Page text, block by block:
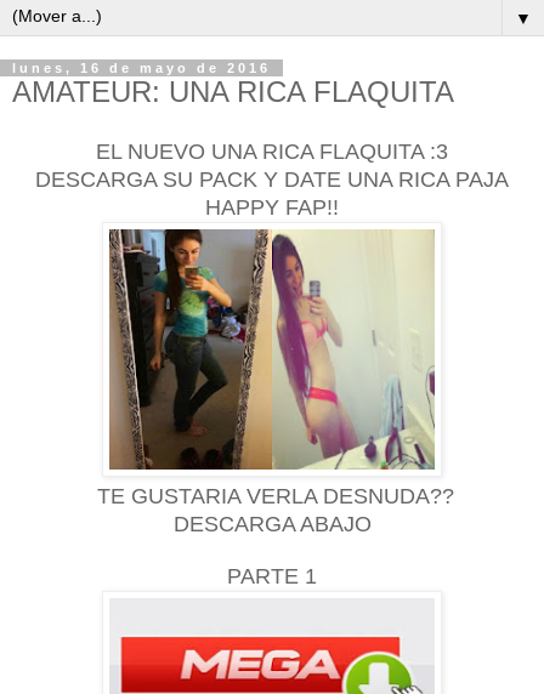
▼
lunes, 16 de mayo de 2016
AMATEUR: UNA RICA FLAQUITA
EL NUEVO UNA RICA FLAQUITA :3
DESCARGA SU PACK Y DATE UNA RICA PAJA
HAPPY FAP!!
TE GUSTARIA VERLA DESNUDA??
DESCARGA ABAJO
PARTE 1